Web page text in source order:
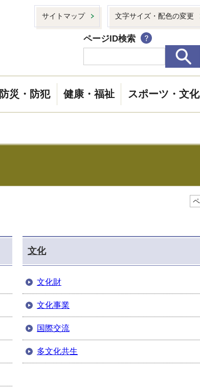
サイトマップ 文字サイズ・配色の変更
ページID検索
防災・防犯 健康・福祉 スポーツ・文化
文化
文化財
文化事業
国際交流
多文化共生